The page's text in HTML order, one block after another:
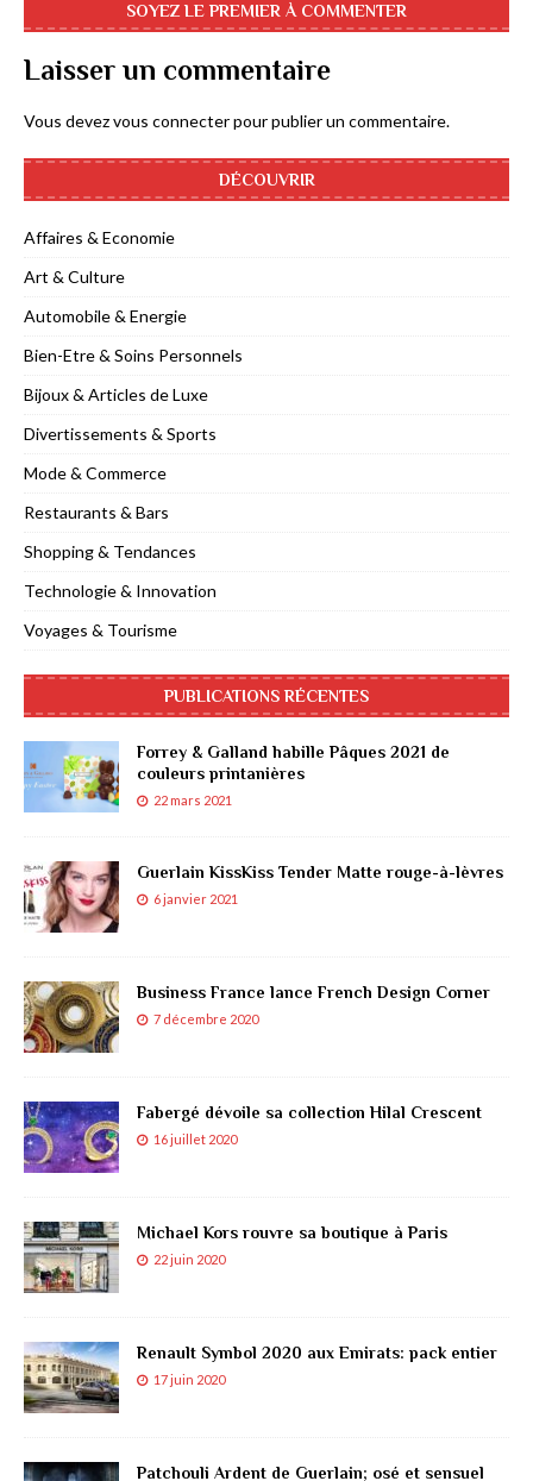
SOYEZ LE PREMIER À COMMENTER
Laisser un commentaire
Vous devezvous connecterpour publier un commentaire.
DÉCOUVRIR
Affaires & Economie
Art & Culture
Automobile & Energie
Bien-Etre & Soins Personnels
Bijoux & Articles de Luxe
Divertissements & Sports
Mode & Commerce
Restaurants & Bars
Shopping & Tendances
Technologie & Innovation
Voyages & Tourisme
PUBLICATIONS RÉCENTES
Forrey & Galland habille Pâques 2021 de
couleurs printanières
22 mars 2021
Guerlain KissKiss Tender Matte rouge-à-lèvres
6 janvier 2021
Business France lance French Design Corner
7 décembre 2020
Fabergé dévoile sa collection Hilal Crescent
16 juillet 2020
Michael Kors rouvre sa boutique à Paris
22 juin 2020
Renault Symbol 2020 aux Emirats: pack entier
17 juin 2020
Patchouli Ardent de Guerlain; osé et sensuel